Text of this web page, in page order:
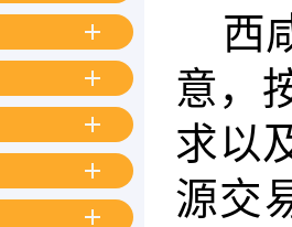
西
意，
求以
源交